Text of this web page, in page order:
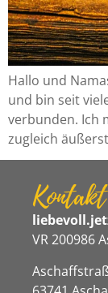
Hallo und
und bin seit
verbunden. Ich
zugleich
Kontakt
VR 200986